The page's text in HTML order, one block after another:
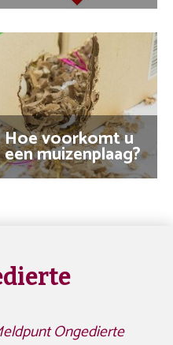
Hoe voorkomt u
een muizenplaag?
Ongedierte